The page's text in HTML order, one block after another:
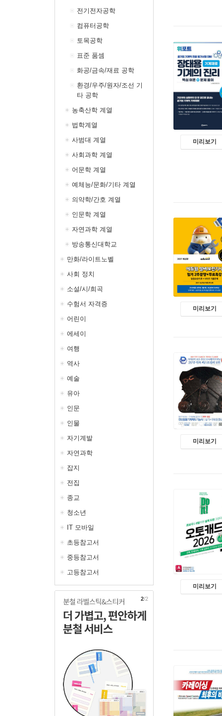
전기전자공학
컴퓨터공학
토목공학
표준 품셈
화공/금속/재료 공학
환경/우주/원자/조선 기
타 공학
농축산학 계열
법학계열
사범대 계열
사회과학 계열
어문학 계열
예체능/문화/기타 계열
의약학/간호 계열
인문학 계열
자연과학 계열
방송통신대학교
만화/라이트노벨
사회 정치
소설/시/희곡
수험서 자격증
어린이
에세이
여행
역사
예술
유아
인문
인물
자기계발
자연과학
잡지
전집
종교
청소년
IT 모바일
초등참고서
중등참고서
고등참고서
2/2
미리보기
미리보기
미리보기
미리보기